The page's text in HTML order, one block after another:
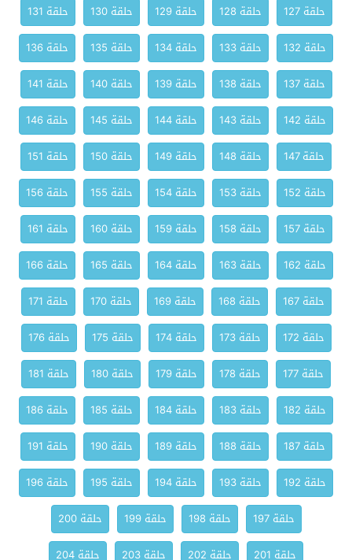
حلقة 127
حلقة 128 حلقة 129 حلقة 130
حلقة 131
حلقة 132
حلقة 133 حلقة 134 حلقة 135
حلقة 136
حلقة 137
حلقة 138 حلقة 139 حلقة 140
حلقة 141
حلقة 142
حلقة 143 حلقة 144 حلقة 145
حلقة 146
حلقة 147
حلقة 148 حلقة 149 حلقة 150
حلقة 151
حلقة 152
حلقة 153 حلقة 154 حلقة 155
حلقة 156
حلقة 157
حلقة 158 حلقة 159 حلقة 160
حلقة 161
حلقة 162
حلقة 163 حلقة 164 حلقة 165
حلقة 166
حلقة 167
حلقة 168 حلقة 169 حلقة 170
حلقة 171
حلقة 172
حلقة 173 حلقة 174 حلقة 175
حلقة 176
حلقة 177
حلقة 178 حلقة 179 حلقة 180
حلقة 181
حلقة 182
حلقة 183 حلقة 184 حلقة 185
حلقة 186
حلقة 187
حلقة 188 حلقة 189 حلقة 190
حلقة 191
حلقة 192
حلقة 193 حلقة 194 حلقة 195
حلقة 196
حلقة 197
حلقة 198 حلقة 199
حلقة 200
حلقة 201
حلقة 202 حلقة 203 حلقة 204